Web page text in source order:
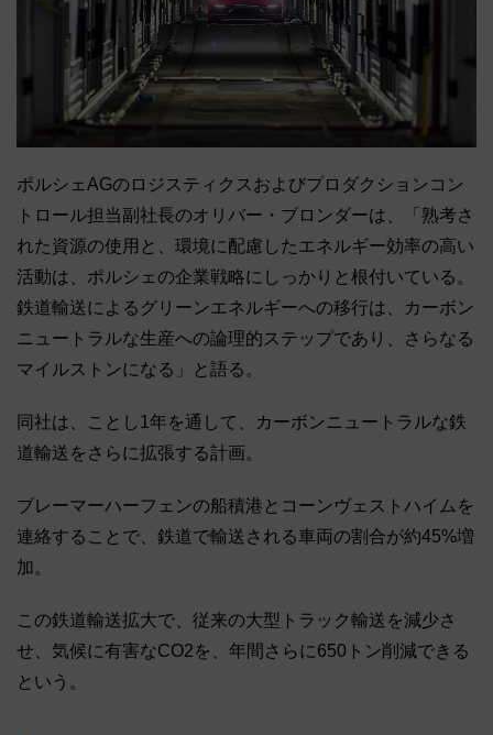
ポルシェAGのロジスティクスおよびプロダクションコン
トロール担当副社長のオリバー・ブロンダーは、「熟考さ
れた資源の使用と、環境に配慮したエネルギー効率の高い
活動は、ポルシェの企業戦略にしっかりと根付いている。
鉄道輸送によるグリーンエネルギーへの移行は、カーボン
ニュートラルな生産への論理的ステップであり、さらなる
マイルストンになる」と語る。
同社は、ことし1年を通して、カーボンニュートラルな鉄
道輸送をさらに拡張する計画。
ブレーマーハーフェンの船積港とコーンヴェストハイムを
連絡することで、鉄道で輸送される車両の割合が約45%増
加。
この鉄道輸送拡大で、従来の大型トラック輸送を減少さ
せ、気候に有害なCO2を、年間さらに650トン削減できる
という。